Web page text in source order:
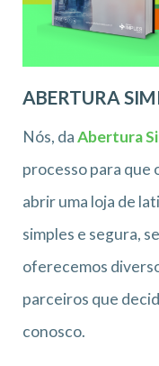
ABERTURA
Nós, daAbertura
processo para que
abrir uma loja de
simples e segura,
oferecemos
parceiros que
conosco.